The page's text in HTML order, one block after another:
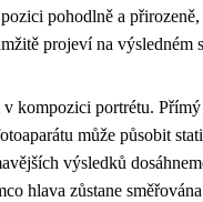
pohodlně a
projeví na výsledném
v kompozici portrétu.
může působit
výsledků
hlava zůstane